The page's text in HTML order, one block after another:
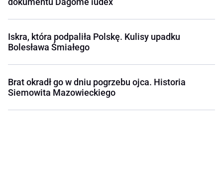
Iskra, która podpaliła Polskę. Kulisy upadku
Bolesława Śmiałego
Brat okradł go w dniu pogrzebu ojca. Historia
Siemowita Mazowieckiego